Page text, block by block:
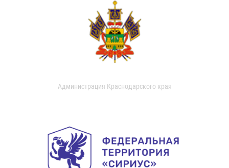
Администрация Краснодарского края